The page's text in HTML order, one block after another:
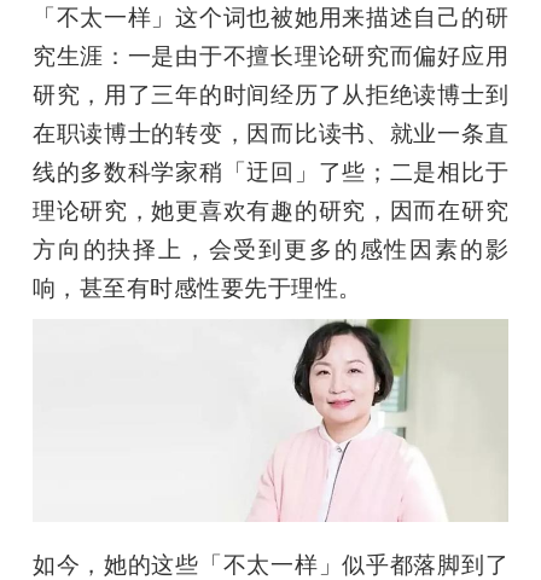
开
课
活
中
「不太一样」这个词也被她用来描述自己的研
究生涯：一是由于不擅长理论研究而偏好应用
研究，用了三年的时间经历了从拒绝读博士到
在职读博士的转变，因而比读书、就业一条直
线的多数科学家稍「迂回」了些；二是相比于
理论研究，她更喜欢有趣的研究，因而在研究
方向的抉择上，会受到更多的感性因素的影
响，甚至有时感性要先于理性。
如今，她的这些「不太一样」似乎都落脚到了